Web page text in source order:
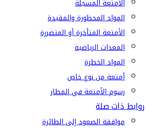
الأمتعة المسجلة
المواد المحظورة والمقيدة
الأمتعة المتأخرة أو المتضررة
المعدات الرياضية
المواد الخطرة
أمتعة من نوع خاص
رسوم الأمتعة في المطار
روابط ذات صلة
موافقة الصعود إلى الطائرة